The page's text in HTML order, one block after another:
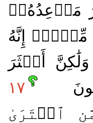
مَوۡعِدُهُۥۚ
مِّنۡهُۚ إِنَّهُ
أَكۡثَرَ
١٧
ٱفۡتَرَىٰ